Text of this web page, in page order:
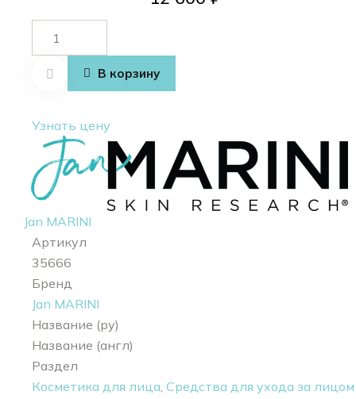
Количество
товара
Marini
Luminate®
В корзину
Узнать цену
Jan MARINI
Артикул
35666
Бренд
Jan MARINI
Название (ру)
Название (англ)
Раздел
Косметика для лица, Средства для ухода за лицом